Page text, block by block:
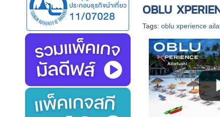
OBLU
Tags:oblu xperience